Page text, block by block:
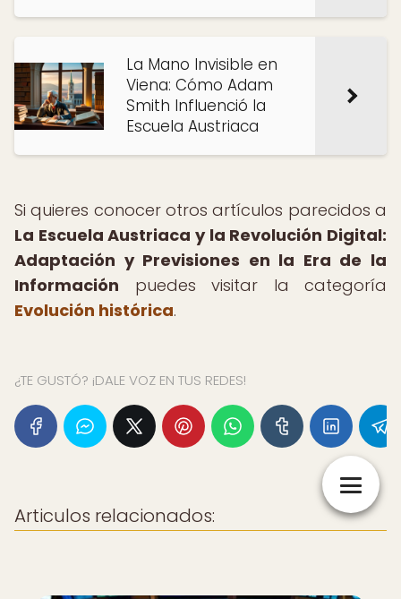
La Mano Invisible en
Viena: Cómo Adam
Smith Influenció la
Escuela Austriaca
Si quieres conocer otros artículos parecidos a
La Escuela Austriaca y la Revolución Digital:
Adaptación y Previsiones en la Era de la
Información puedes visitar la categoría
Evolución histórica.
¿TE GUSTÓ? ¡DALE VOZ EN TUS REDES!
Articulos relacionados: